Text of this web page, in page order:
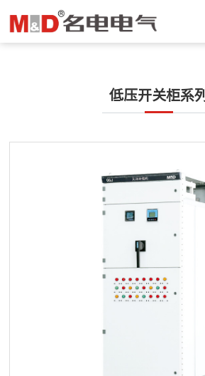
产品中心
低压开关柜系列